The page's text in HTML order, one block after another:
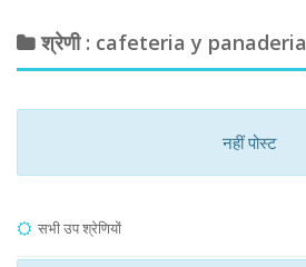
श्रेणी : cafeteria y panaderia
नहीं पोस्ट
सभी उप श्रेणियों